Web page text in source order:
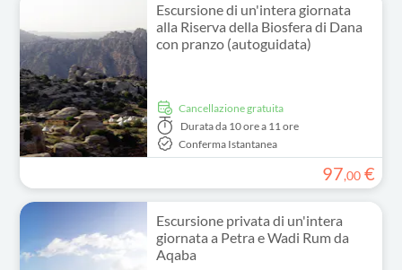
Escursione di un'intera giornata
alla Riserva della Biosfera di Dana
con pranzo (autoguidata)
Cancellazione gratuita
Duratada 10 ore a 11 ore
Conferma Istantanea
97,00 €
Escursione privata di un'intera
giornata a Petra e Wadi Rum da
Aqaba